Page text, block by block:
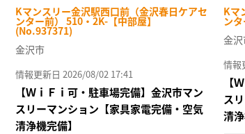
Kマンスリー金沢駅西口前（金沢春日ケアセ
ンター前） 510・2K-【中部屋】
(No.937371)
金沢市
情報更新日 2026/08/02 17:41
【ＷｉＦｉ可・駐車場完備】金沢市マン
スリーマンション【家具家電完備・空気
清浄機完備】
Kマ
ン
金
情報
【
ス
清浄